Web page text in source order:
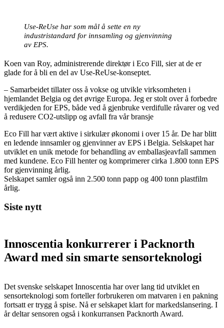
Use-ReUse har som mål å sette en ny
industristandard for innsamling og gjenvinning
av EPS.
Koen van Roy, administrerende direktør i Eco Fill, sier at de er
glade for å bli en del av Use-ReUse-konseptet.
– Samarbeidet tillater oss å vokse og utvikle virksomheten i
hjemlandet Belgia og det øvrige Europa. Jeg er stolt over å forbedre
verdikjeden for EPS, både ved å gjenbruke verdifulle råvarer og ved
å redusere CO2-utslipp og avfall fra vår bransje
Eco Fill har vært aktive i sirkulær økonomi i over 15 år. De har blitt
en ledende innsamler og gjenvinner av EPS i Belgia. Selskapet har
utviklet en unik metode for behandling av emballasjeavfall sammen
med kundene. Eco Fill henter og komprimerer cirka 1.800 tonn EPS
for gjenvinning årlig.
Selskapet samler også inn 2.500 tonn papp og 400 tonn plastfilm
årlig.
Siste nytt
Innoscentia konkurrerer i Packnorth
Award med sin smarte sensorteknologi
Det svenske selskapet Innoscentia har over lang tid utviklet en
sensorteknologi som forteller forbrukeren om matvaren i en pakning
fortsatt er trygg å spise. Nå er selskapet klart for markedslansering. I
år deltar sensoren også i konkurransen Packnorth Award.